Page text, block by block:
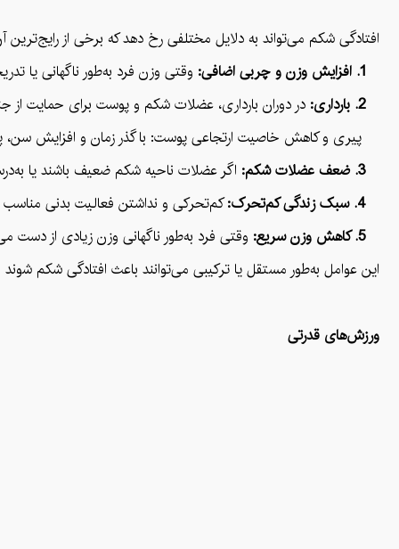
افتادگی شکم می‌تواند به دلایل مختلفی رخ دهد که برخی از رایج‌ترین
وقتی وزن فرد به‌طور ناگهانی یا
2. بارداری:
در دوران بارداری، عضلات شکم و پوست برای حمایت از
پیری و کاهش خاصیت ارتجاعی پوست: با گذر زمان و افزایش
اگر عضلات ناحیه شکم ضعیف باشند یا
کم‌تحرکی و نداشتن فعالیت بدنی
5. کاهش وزن سریع:
وقتی فرد به‌طور ناگهانی وزن زیادی از دست
این عوامل به‌طور مستقل یا ترکیبی می‌توانند باعث افتادگی شکم
ورزش‌های قدرتی